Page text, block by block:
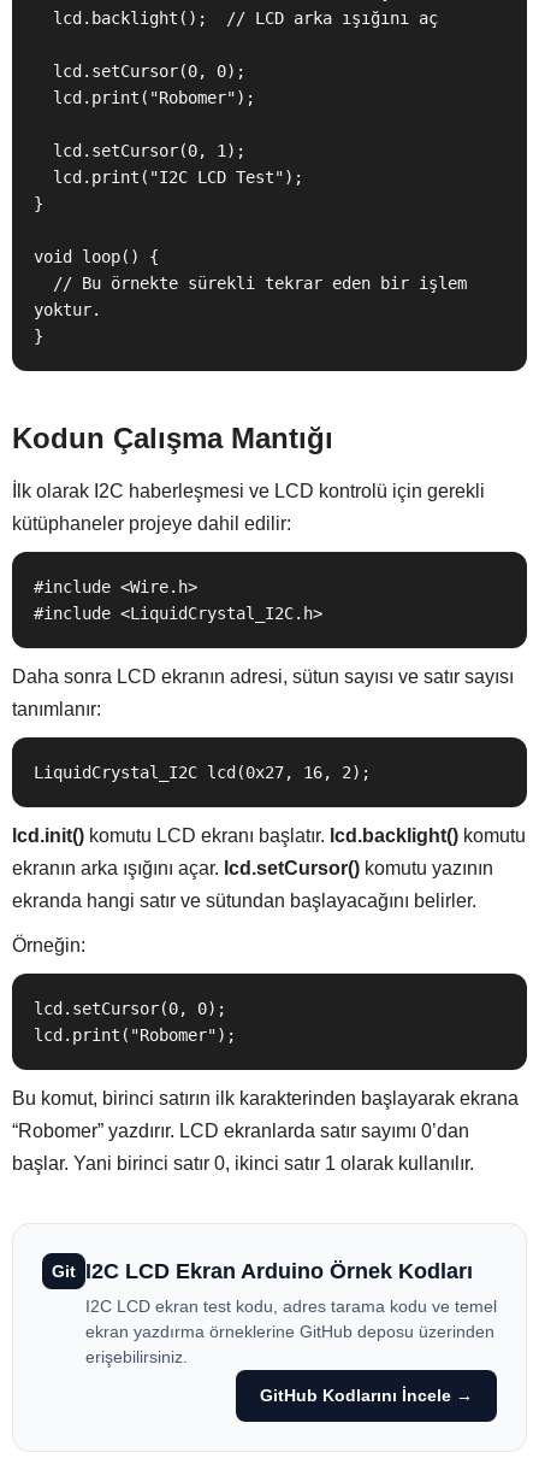
}
void loop() {
yoktur.
}
Kodun Çalışma Mantığı
İlk olarak I2C haberleşmesi ve LCD kontrolü için gerekli
kütüphaneler projeye dahil edilir:
#include <Wire.h>
#include <LiquidCrystal_I2C.h>
Daha sonra LCD ekranın adresi, sütun sayısı ve satır sayısı
tanımlanır:
LiquidCrystal_I2C lcd(0x27, 16, 2);
lcd.init() komutu LCD ekranı başlatır. lcd.backlight() komutu
ekranın arka ışığını açar. lcd.setCursor() komutu yazının
ekranda hangi satır ve sütundan başlayacağını belirler.
Örneğin:
lcd.setCursor(0, 0);
lcd.print("Robomer");
Bu komut, birinci satırın ilk karakterinden başlayarak ekrana
“Robomer” yazdırır. LCD ekranlarda satır sayımı 0’dan
başlar. Yani birinci satır 0, ikinci satır 1 olarak kullanılır.
Git I2C LCD Ekran Arduino Örnek Kodları
I2C LCD ekran test kodu, adres tarama kodu ve temel
ekran yazdırma örneklerine GitHub deposu üzerinden
erişebilirsiniz.
GitHub Kodlarını İncele →